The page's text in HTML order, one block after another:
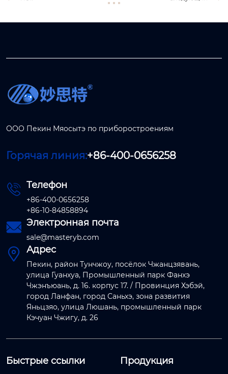
ООО Пекин Мяосытэ по приборостроениям
Горячая линия:+86-400-0656258
 Телефон
+86-400-0656258
+86-10-84858894
 Электронная почта
sale@masteryb.com
 Адрес
Пекин, район Тунчжоу, посёлок Чжанцзявань,
улица Гуанхуа, Промышленный парк Фанхэ
Чжэнъюань, д. 16. корпус 17. / Провинция Хэбэй,
город Ланфан, город Саньхэ, зона развития
Яньцзяо, улица Люшань, промышленный парк
Кэчуан Чжигу, д. 26
Быстрые ссылки Продукция